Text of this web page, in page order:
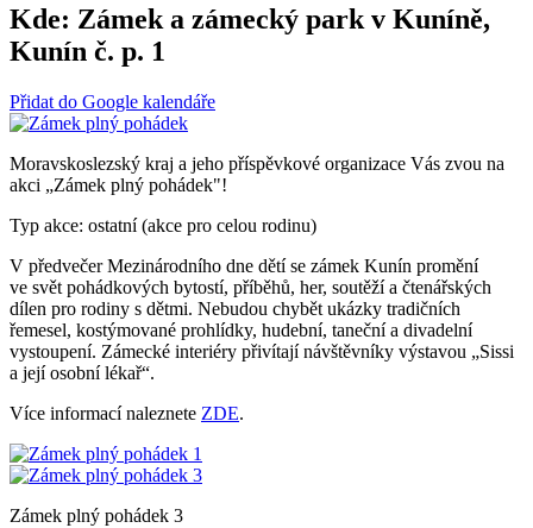
Kde: Zámek a zámecký park v Kuníně,
Kunín č. p. 1
Přidat do Google kalendáře
Moravskoslezský kraj a jeho příspěvkové organizace Vás zvou na
akci „Zámek plný pohádek"!
Typ akce: ostatní (akce pro celou rodinu)
V předvečer Mezinárodního dne dětí se zámek Kunín promění
ve svět pohádkových bytostí, příběhů, her, soutěží a čtenářských
dílen pro rodiny s dětmi. Nebudou chybět ukázky tradičních
řemesel, kostýmované prohlídky, hudební, taneční a divadelní
vystoupení. Zámecké interiéry přivítají návštěvníky výstavou „Sissi
a její osobní lékař“.
Více informací naleznete ZDE.
Zámek plný pohádek 3